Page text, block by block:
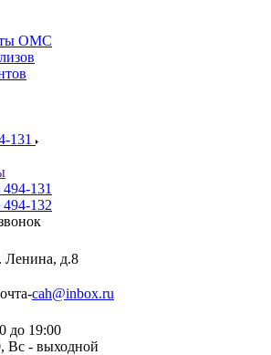
ОМС
131
131
132
Ленина, д.8
cah@inbox.ru
до 19:00
Вс - выходной